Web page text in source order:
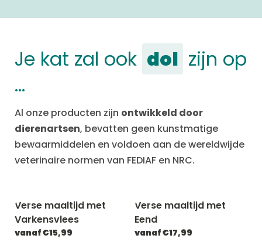
Je kat zal ook dol zijn op
…
Al onze producten zijn ontwikkeld door
dierenartsen, bevatten geen kunstmatige
bewaarmiddelen en voldoen aan de wereldwijde
veterinaire normen van FEDIAF en NRC.
Verse maaltijd met
Varkensvlees
vanaf €15,99
Verse maaltijd met
Eend
vanaf €17,99